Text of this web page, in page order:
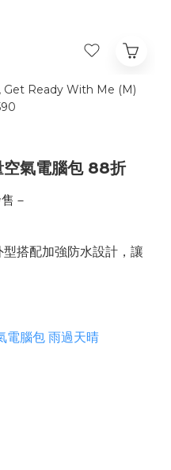
Get Ready With Me (M)
氣電腦包 88折
－
搭配加強防水設計，讓